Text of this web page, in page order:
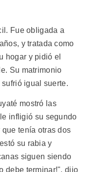
Fue obligada a
y tratada como
hogar y pidió el
Su matrimonio
igual suerte.
mostró las
infligió su segundo
tenía otras dos
su rabia y
siguen siendo
debe terminar!", dijo